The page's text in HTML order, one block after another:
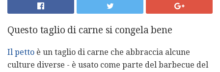
Questo taglio di carne si congela bene
Il petto è un taglio di carne che abbraccia alcune
culture diverse - è usato come parte del barbecue del